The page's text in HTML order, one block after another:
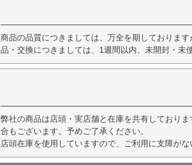
商品の品質につきましては、万全を期しておりま
品・交換につきましては、1週間以内、未開封・未
弊社の商品は店頭・実店舗と在庫を共有しており
合もございます。予めご了承ください。
店頭在庫を使用していますので、ご利用に支障が